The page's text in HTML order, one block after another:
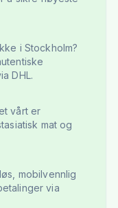
i Stockholm?
DHL.
vårt er
mat og
mobilvennlig
via